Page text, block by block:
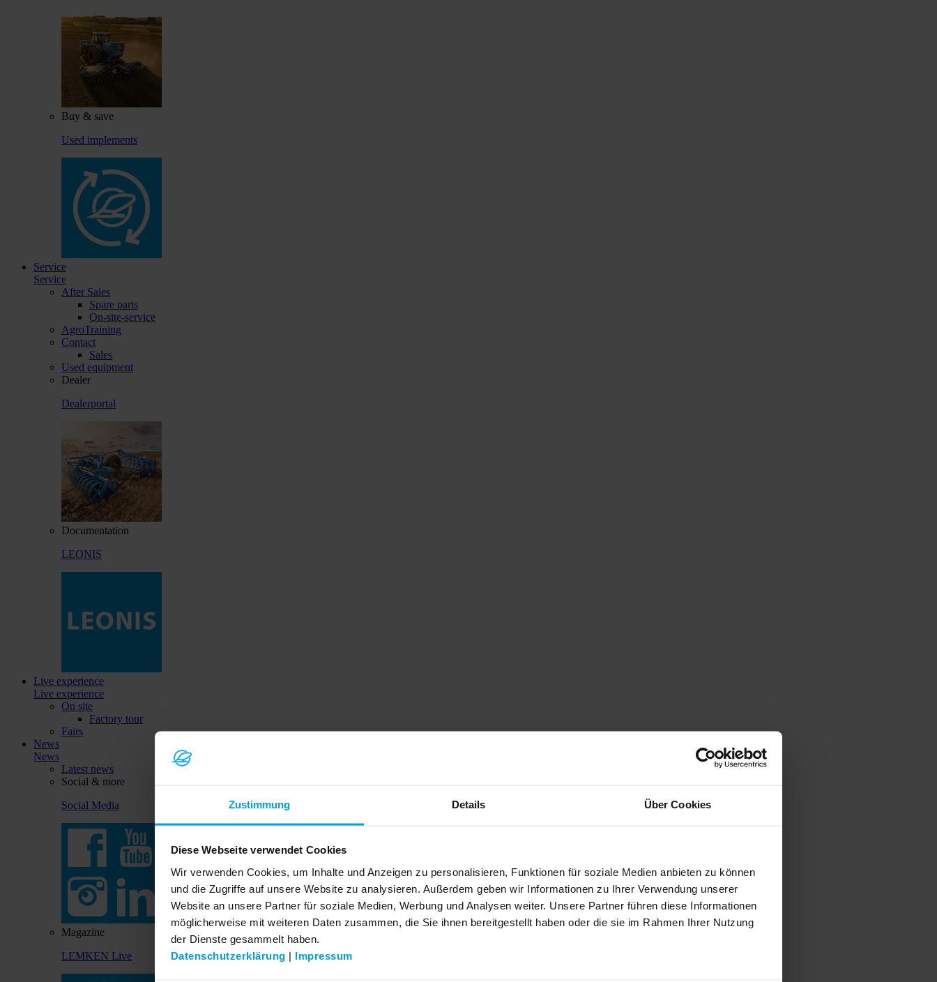
Zustimmung Details Über Cookies
Diese Webseite verwendet Cookies
Wir verwenden Cookies, um Inhalte und Anzeigen zu personalisieren, Funktionen für soziale Medien anbieten zu können
und die Zugriffe auf unsere Website zu analysieren. Außerdem geben wir Informationen zu Ihrer Verwendung unserer
Website an unsere Partner für soziale Medien, Werbung und Analysen weiter. Unsere Partner führen diese Informationen
möglicherweise mit weiteren Daten zusammen, die Sie ihnen bereitgestellt haben oder die sie im Rahmen Ihrer Nutzung
der Dienste gesammelt haben.
Datenschutzerklärung | Impressum
Buy & save
Used implements
Service
Service
After Sales
Spare parts
On-site-service
AgroTraining
Contact
Sales
Used equipment
Dealer
Dealerportal
Documentation
LEONIS
Live experience
Live experience
On site
Factory tour
Fairs
News
News
Latest news
Social & more
Social Media
Magazine
LEMKEN Live